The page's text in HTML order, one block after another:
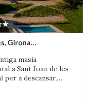
Girona
masia
a Sant Joan de les
per a descansar,